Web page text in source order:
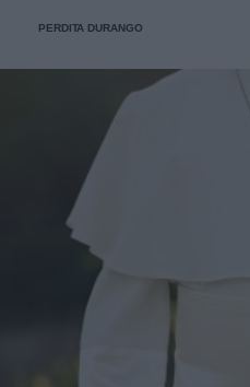
PERDITA DURANGO